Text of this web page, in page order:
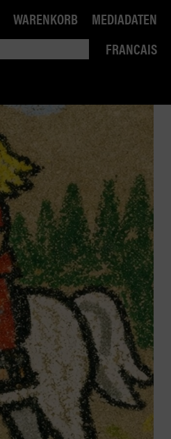
FRANCAIS
WARENKORB MEDIADATEN